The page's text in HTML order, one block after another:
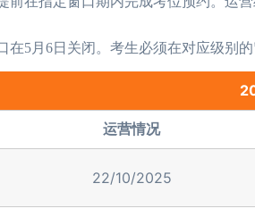
在5月6日关闭。考生必须在对应级别
运营情况
22/10/2025